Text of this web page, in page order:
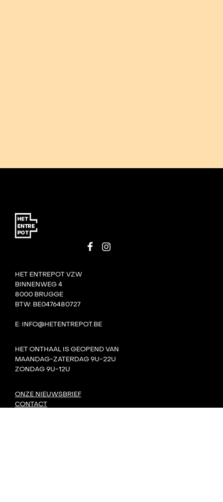
HET ENTREPOT VZW
BINNENWEG 4
8000 BRUGGE
BTW: BE0476480727
E: INFO@HETENTREPOT.BE
HET ONTHAAL IS GEOPEND VAN
MAANDAG-ZATERDAG 9U-22U
ZONDAG 9U-12U
ONZE NIEUWSBRIEF
CONTACT